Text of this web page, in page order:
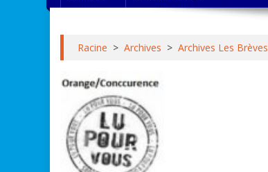
Racine > Archives > Archives Les Brèves